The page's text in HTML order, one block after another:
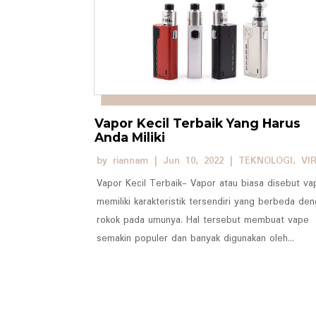
Vapor Kecil Terbaik Yang Harus
Anda Miliki
by riannam | Jun 10, 2022 | TEKNOLOGI,
Vapor Kecil Terbaik- Vapor atau biasa disebut
memiliki karakteristik tersendiri yang berbeda
rokok pada umunya. Hal tersebut membuat vape
semakin populer dan banyak digunakan oleh...